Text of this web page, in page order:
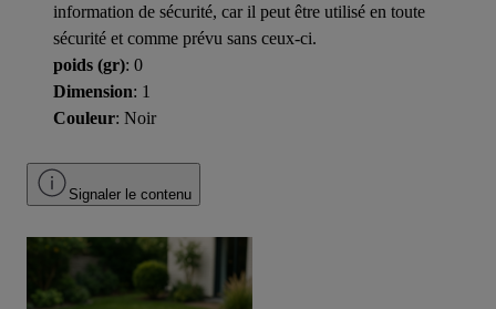
information de sécurité, car il peut être utilisé en toute
sécurité et comme prévu sans ceux-ci.
poids (gr): 0
Dimension: 1
Couleur: Noir
Signaler le contenu